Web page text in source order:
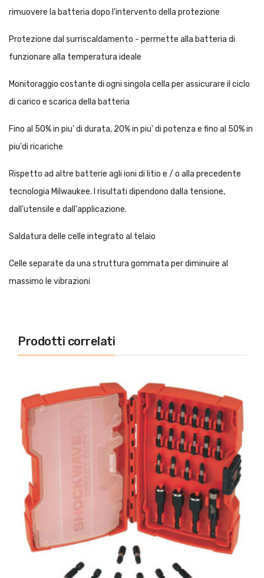
rimuovere la batteria dopo l'intervento della protezione
Protezione dal surriscaldamento - permette alla batteria di
funzionare alla temperatura ideale
Monitoraggio costante di ogni singola cella per assicurare il ciclo
di carico e scarica della batteria
Fino al 50% in piu' di durata, 20% in piu' di potenza e fino al 50% in
piu'di ricariche
Rispetto ad altre batterie agli ioni di litio e / o alla precedente
tecnologia Milwaukee. I risultati dipendono dalla tensione,
dall'utensile e dall'applicazione.
Saldatura delle celle integrato al telaio
Celle separate da una struttura gommata per diminuire al
massimo le vibrazioni
Prodotti correlati